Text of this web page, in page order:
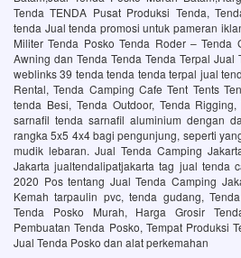
Tenda TENDA Pusat Produksi Tenda,
tenda Jual tenda promosi untuk pameran
Militer Tenda Posko Tenda Roder – Tenda
Awning dan Tenda Tenda Tenda Terpal
weblinks 39 tenda tenda tenda terpal jual
Rental, Tenda Camping Cafe Tent Tents
tenda Besi, Tenda Outdoor, Tenda
sarnafil tenda sarnafil aluminium dengan
rangka 5x5 4x4 bagi pengunjung, seperti
mudik lebaran. Jual Tenda Camping
Jakarta jualtendalipatjakarta tag jual tenda
2020 Pos tentang Jual Tenda Camping
Kemah tarpaulin pvc, tenda gudang,
Tenda Posko Murah, Harga Grosir
Pembuatan Tenda Posko, Tempat Produksi
Jual Tenda Posko dan alat perkemahan